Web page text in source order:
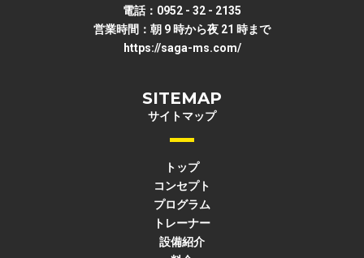
電話：0952 - 32 - 2135
営業時間：朝 9 時から夜 21 時まで
https://saga-ms.com/
SITEMAP
サイトマップ
トップ
コンセプト
プログラム
トレーナー
設備紹介